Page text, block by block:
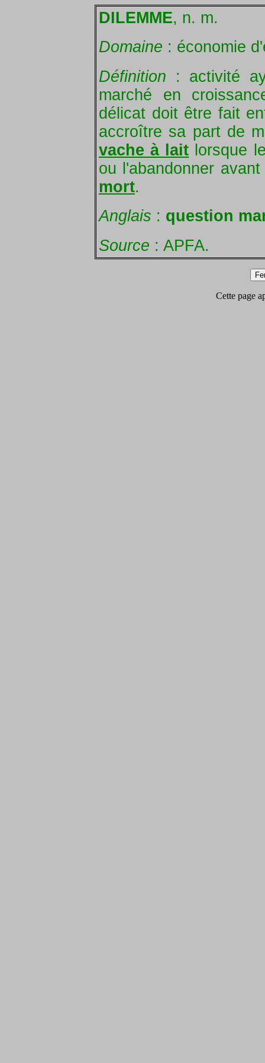
DILEMME, n. m.
Domaine : économie
Définition : activité
marché en
délicat doit être fait
accroître sa part de
vache à lait lorsque
ou l'abandonner
mort.
Anglais : question
Source : APFA.
Cette page